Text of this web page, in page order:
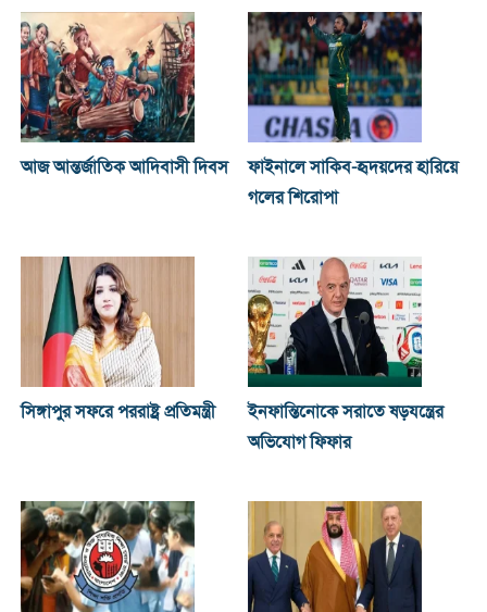
আজ আন্তর্জাতিক আদিবাসী দিবস
ফাইনালে সাকিব-হৃদয়দের হারিয়ে
গলের শিরোপা
সিঙ্গাপুর সফরে পররাষ্ট্র প্রতিমন্ত্রী
ইনফান্তিনোকে সরাতে ষড়যন্ত্রের
অভিযোগ ফিফার